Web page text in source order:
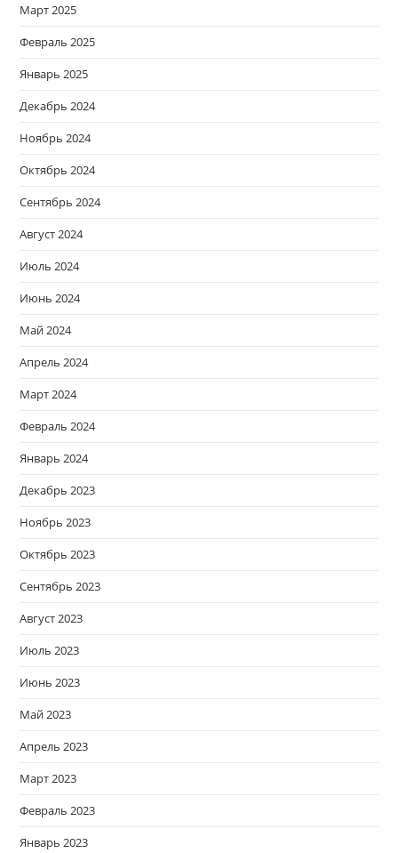
Март 2025
Февраль 2025
Январь 2025
Декабрь 2024
Ноябрь 2024
Октябрь 2024
Сентябрь 2024
Август 2024
Июль 2024
Июнь 2024
Май 2024
Апрель 2024
Март 2024
Февраль 2024
Январь 2024
Декабрь 2023
Ноябрь 2023
Октябрь 2023
Сентябрь 2023
Август 2023
Июль 2023
Июнь 2023
Май 2023
Апрель 2023
Март 2023
Февраль 2023
Январь 2023